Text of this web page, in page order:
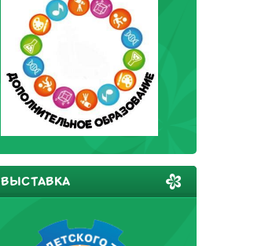
ВЫСТАВКА